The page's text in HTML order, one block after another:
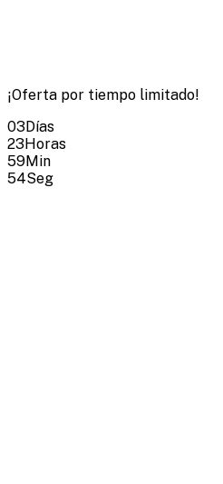
¡Oferta por tiempo limitado!
03Días
23Horas
59Min
52Seg